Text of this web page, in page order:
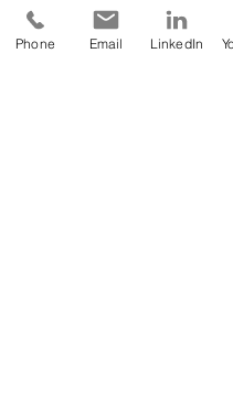
zabývat řízením rizik v normě
normě ISO 31 000:2010 –
Phone Email LinkedIn